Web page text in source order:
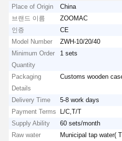
Place of Origin
China
브랜드 이름
ZOOMAC
인증
CE
Model Number
ZWH-10/20/40
Minimum Order
Quantity
1 sets
Packaging
Details
Customs wooden
Delivery Time
5-8 work days
Payment Terms
L/C,T/T
Supply Ability
60 sets/month
Raw water
Municipal tap water(